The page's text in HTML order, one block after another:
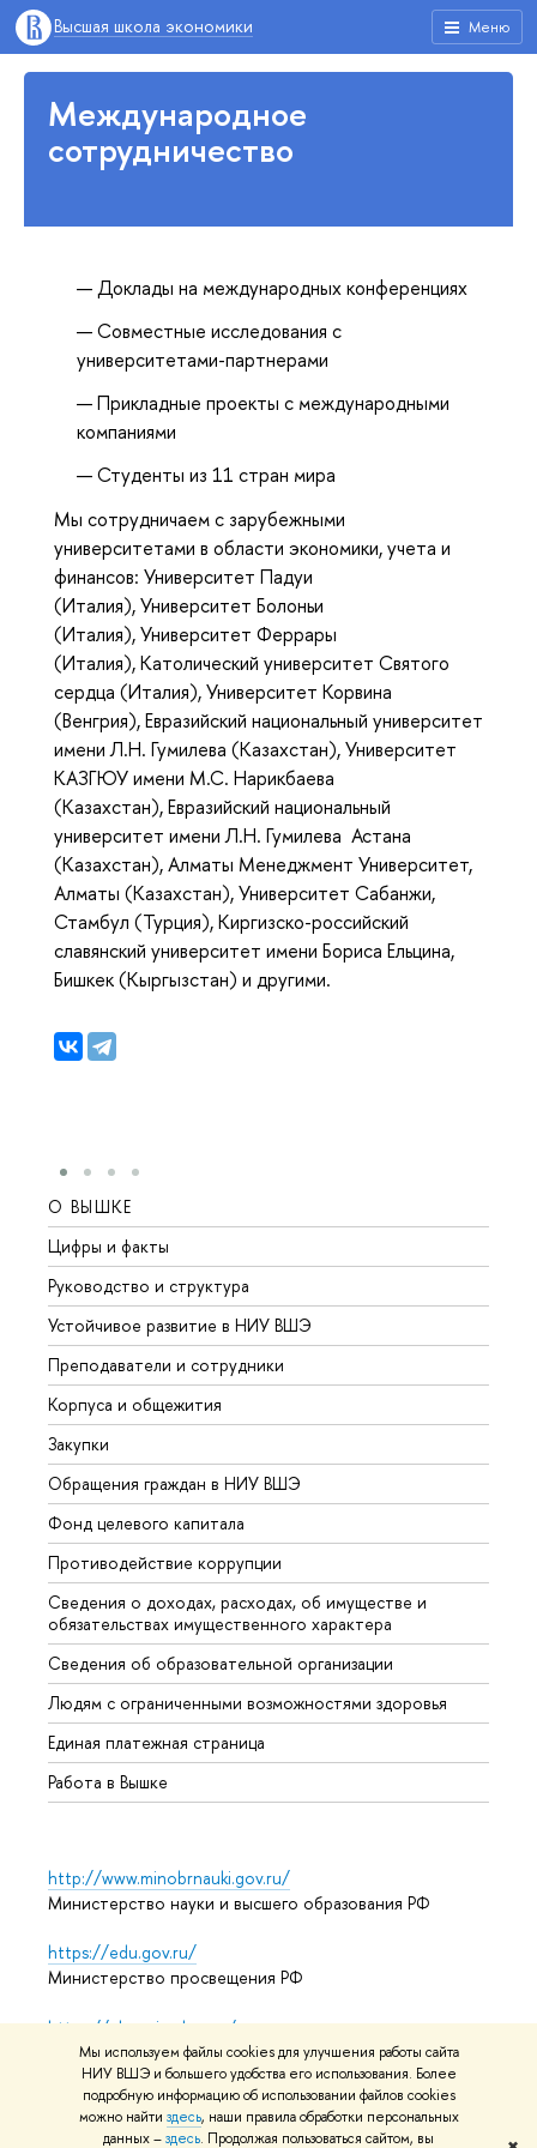
Мы используем файлы cookies для улучшения работы сайта
НИУ ВШЭ и большего удобства его использования. Более
подробную информацию об использовании файлов cookies
можно найти здесь, наши правила обработки персональных
данных –здесь. Продолжая пользоваться сайтом, вы
Меню
Высшая школа экономики
Международное
сотрудничество
Доклады на международных конференциях
Совместные исследования с
университетами-партнерами
Прикладные проекты с международными
компаниями
Студенты из 11 стран мира
Мы сотрудничаем с зарубежными
университетами в области экономики, учета и
финансов: Университет Падуи
(Италия), Университет Болоньи
(Италия), Университет Феррары
(Италия), Католический университет Святого
сердца (Италия), Университет Корвина
(Венгрия), Евразийский национальный университет
имени Л.Н. Гумилева (Казахстан), Университет
КАЗГЮУ имени М.С. Нарикбаева
(Казахстан), Евразийский национальный
университет имени Л.Н. Гумилева Астана
(Казахстан), Алматы Менеджмент Университет,
Алматы (Казахстан), Университет Сабанжи,
Стамбул (Турция), Киргизско-российский
славянский университет имени Бориса Ельцина,
Бишкек (Кыргызстан) и другими.
О ВЫШКЕ
Цифры и факты
Руководство и структура
Устойчивое развитие в НИУ ВШЭ
Преподаватели и сотрудники
Корпуса и общежития
Закупки
Обращения граждан в НИУ ВШЭ
Фонд целевого капитала
Противодействие коррупции
Сведения о доходах, расходах, об имуществе и
обязательствах имущественного характера
Сведения об образовательной организации
Людям с ограниченными возможностями здоровья
Единая платежная страница
Работа в Вышке
http://www.minobrnauki.gov.ru/
Министерство науки и высшего образования РФ
https://edu.gov.ru/
Министерство просвещения РФ
https://elearning.hse.ru/mooc
Массовые открытые онлайн-курсы
© НИУ ВШЭ 1993–2026 Адреса и контактыУсловия